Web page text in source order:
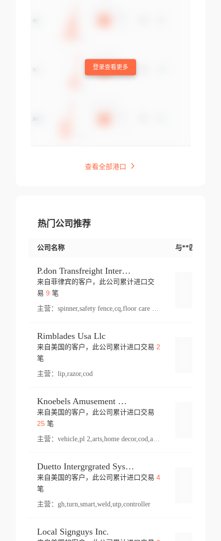
登录查看更多
查看全部港口
热门公司推荐
公司名称 与**匹配交易
P.don Transfreight International
来自菲律宾的客户，此公司累计进口交
易 9 笔
主营：
Rimblades Usa Llc
来自美国的客户，此公司累计进口交易 2
笔
主营： lip,razor,cod
Knoebels Amusement Resort
来自美国的客户，此公司累计进口交易
25笔
主营： vehicle,pl 2,arts,home decor,cod,amusement ride,sea
Duetto Intergrgrated Systems Inc.
来自美国的客户，此公司累计进口交易 4
笔
主营： gh,turn,smart,weld,utp,controller
Local Signguys Inc.